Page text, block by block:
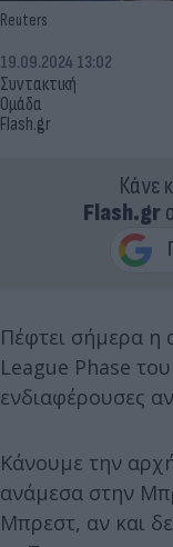
Reuters
Συντακτική
Ομάδα
Flash.gr
19.09.2024 13:02
Κάνε
Flash.gr
Πέφτει σήμερα η
League Phase
ενδιαφέρουσες
Κάνουμε την
ανάμεσα στην
Μπρεστ, αν και